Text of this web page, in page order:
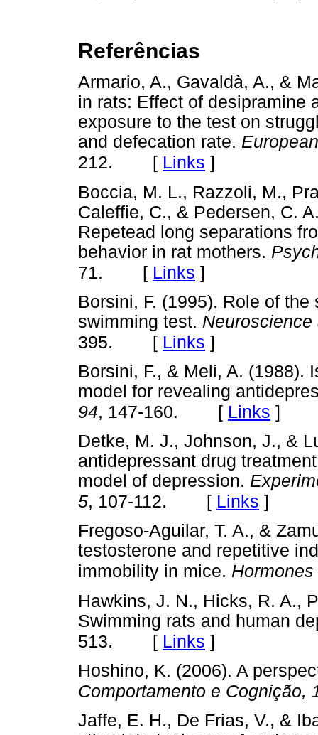
Referências
Armario, A., Gavaldà, A., &
in rats: Effect of desipramine
exposure to the test on
and defecation rate.
212. [ Links ]
Boccia, M. L., Razzoli, M.,
Caleffie, C., & Pedersen, C.
Repetead long separations
behavior in rat mothers.
71. [ Links ]
Borsini, F. (1995). Role of
swimming test.
395. [ Links ]
Borsini, F., & Meli, A. (1988).
model for revealing
94, 147-160. [ Links ]
Detke, M. J., Johnson, J., &
antidepressant drug
model of depression.
5, 107-112. [ Links ]
Fregoso-Aguilar, T. A., &
testosterone and repetitive
immobility in mice.
Hawkins, J. N., Hicks, R. A.,
Swimming rats and human
513. [ Links ]
Hoshino, K. (2006). A
Comportamento e Cognição,
Jaffe, E. H., De Frias, V., &